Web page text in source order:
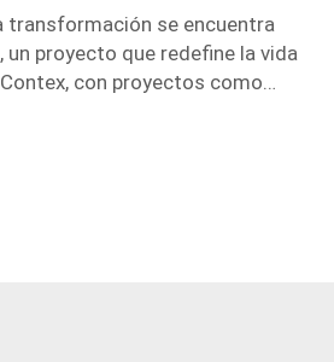
transformación se encuentra
un proyecto que redefine la vida
con proyectos como